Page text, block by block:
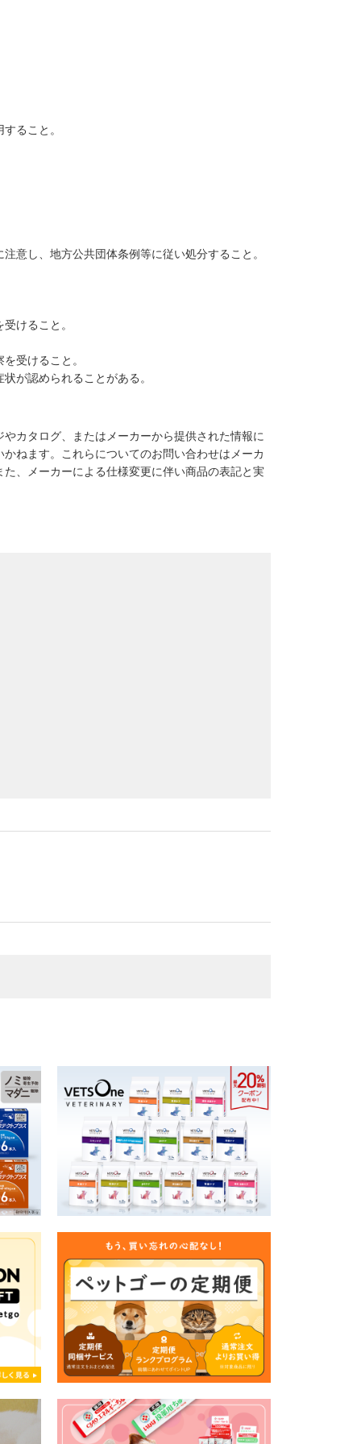
ること。
意し、地方公共団体条例等に従い処分すること。
けること。
受けること。
が認められることがある。
カタログ、またはメーカーから提供された情報に
ねます。これらについてのお問い合わせはメーカ
、メーカーによる仕様変更に伴い商品の表記と実